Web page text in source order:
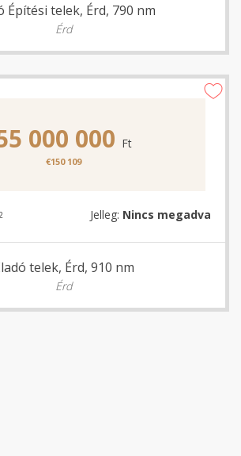
Építési telek, Érd, 790 nm
Érd
000 000 Ft
€150 109
2 Jelleg: Nincs megadva
telek, Érd, 910 nm
Érd